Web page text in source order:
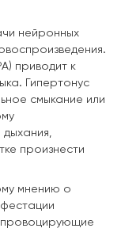
нейронных
приводит к
Гипертонус
смыкание или
произнести
мнению о